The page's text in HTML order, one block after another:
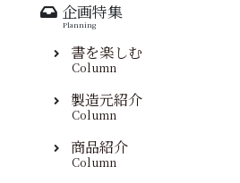
企画特集
Planning
書を楽しむ
Column
製造元紹介
Column
商品紹介
Column